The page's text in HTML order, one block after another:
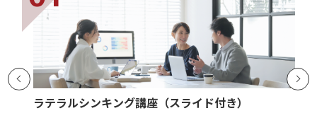
ラテラルシンキング講座（スライド付き）